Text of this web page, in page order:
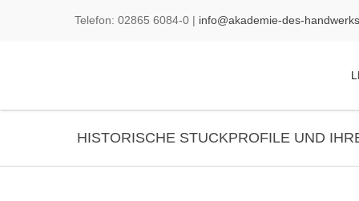
Telefon: 02865 6084-0 | info@akademie-des-
HISTORISCHE STUCKPROFILE UND